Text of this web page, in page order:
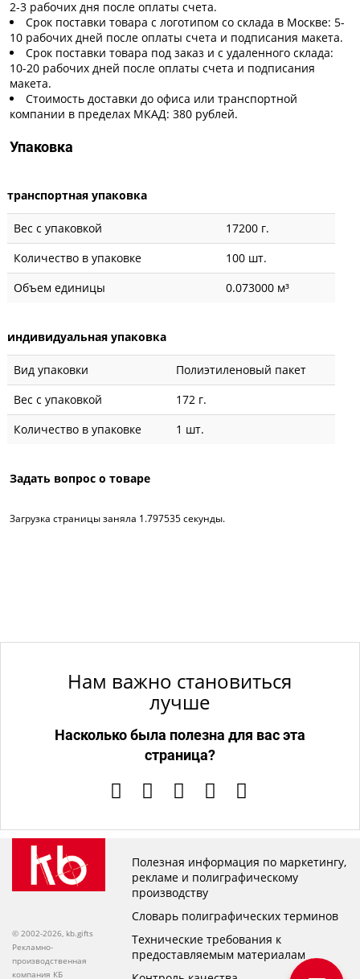
2-3 рабочих дня после оплаты счета.
Срок поставки товара с логотипом со склада в Москве: 5-
10 рабочих дней после оплаты счета и подписания макета.
Срок поставки товара под заказ и с удаленного склада:
10-20 рабочих дней после оплаты счета и подписания
макета.
Стоимость доставки до офиса или транспортной
компании в пределах МКАД: 380 рублей.
Упаковка
транспортная упаковка
Вес с упаковкой
17200 г.
Количество в упаковке
100 шт.
Объем единицы
0.073000 м³
индивидуальная упаковка
Вид упаковки
Полиэтиленовый пакет
Вес с упаковкой
172 г.
Количество в упаковке
1 шт.
Задать вопрос о товаре
Загрузка страницы заняла 1.797535 секунды.
Нам важно становиться
лучше
Насколько была полезна для вас эта
страница?
© 2002-2026, kb.gifts
Рекламно-
производственная
компания КБ
Полезная информация по маркетингу,
рекламе и полиграфическому
производству
Словарь полиграфических терминов
Технические требования к
предоставляемым материалам